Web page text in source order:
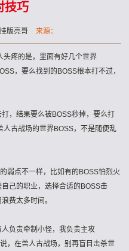
技巧
版亮哥
来源：
头疼的是，里面有好几个世界
，要么找到的BOSS根本打不过，
，结果要么被BOSS秒掉，要么打
人古战场的世界BOSS，不是随便乱
弱点不一样，比如有的BOSS怕烈火
己的职业，选择合适的BOSS击
费太多时间。
负责牵制小怪，我负责主攻
，在兽人古战场，别再盲目击杀世